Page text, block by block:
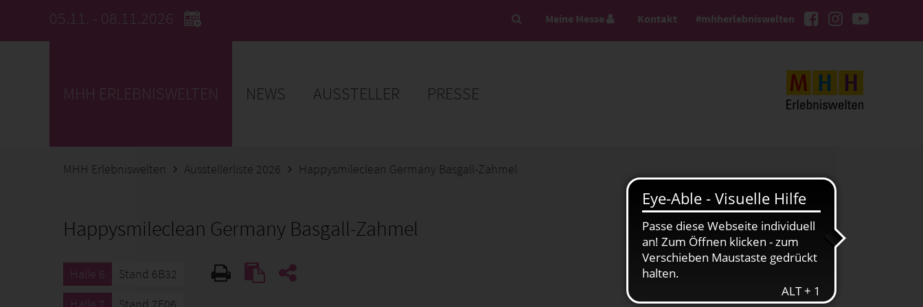
05.11. - 08.11.2026 #mhherlebniswelten
Meine Messe Kontakt
MHH ERLEBNISWELTEN NEWS AUSSTELLER PRESSE
MHH Erlebniswelten Ausstellerliste 2026 Happysmileclean Germany Basgall-Zahmel
Happysmileclean Germany Basgall-Zahmel
Halle 6
Stand 6B32